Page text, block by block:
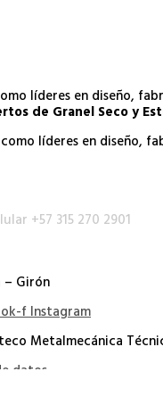
líderes en diseño,
de Granel Seco y
como líderes en diseño,
+57 315 270 2901
– Girón
fInstagram
Metalmecánica
datos